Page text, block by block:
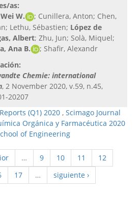
as:
W.
; Cunillera, Anton; Chen,
Lethu, Sébastien; López de
Albert; Zhu, Jun; Solà, Miquel;
Ana B.
; Shafir, Alexandr
Chemie: international
, 2 November 2020, v.59, n.45,
20207
(Q1) 2020 , Scimago Journal
Orgánica y Farmacéutica 2020
of Engineering
… 9 10 11
12
17 …
siguiente ›